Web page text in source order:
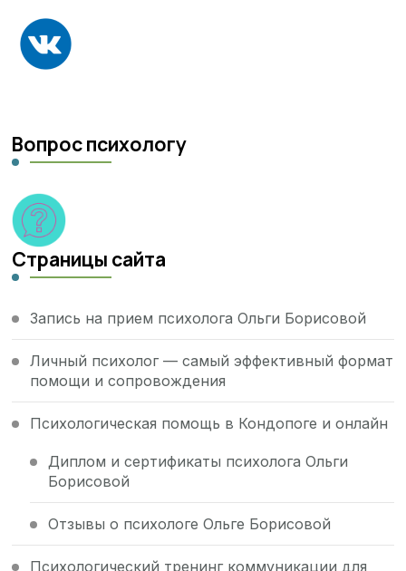
Вопрос психологу
Страницы сайта
Запись на прием психолога Ольги Борисовой
Личный психолог — самый эффективный формат
помощи и сопровождения
Психологическая помощь в Кондопоге и онлайн
Диплом и сертификаты психолога Ольги
Борисовой
Отзывы о психологе Ольге Борисовой
Психологический тренинг коммуникации для